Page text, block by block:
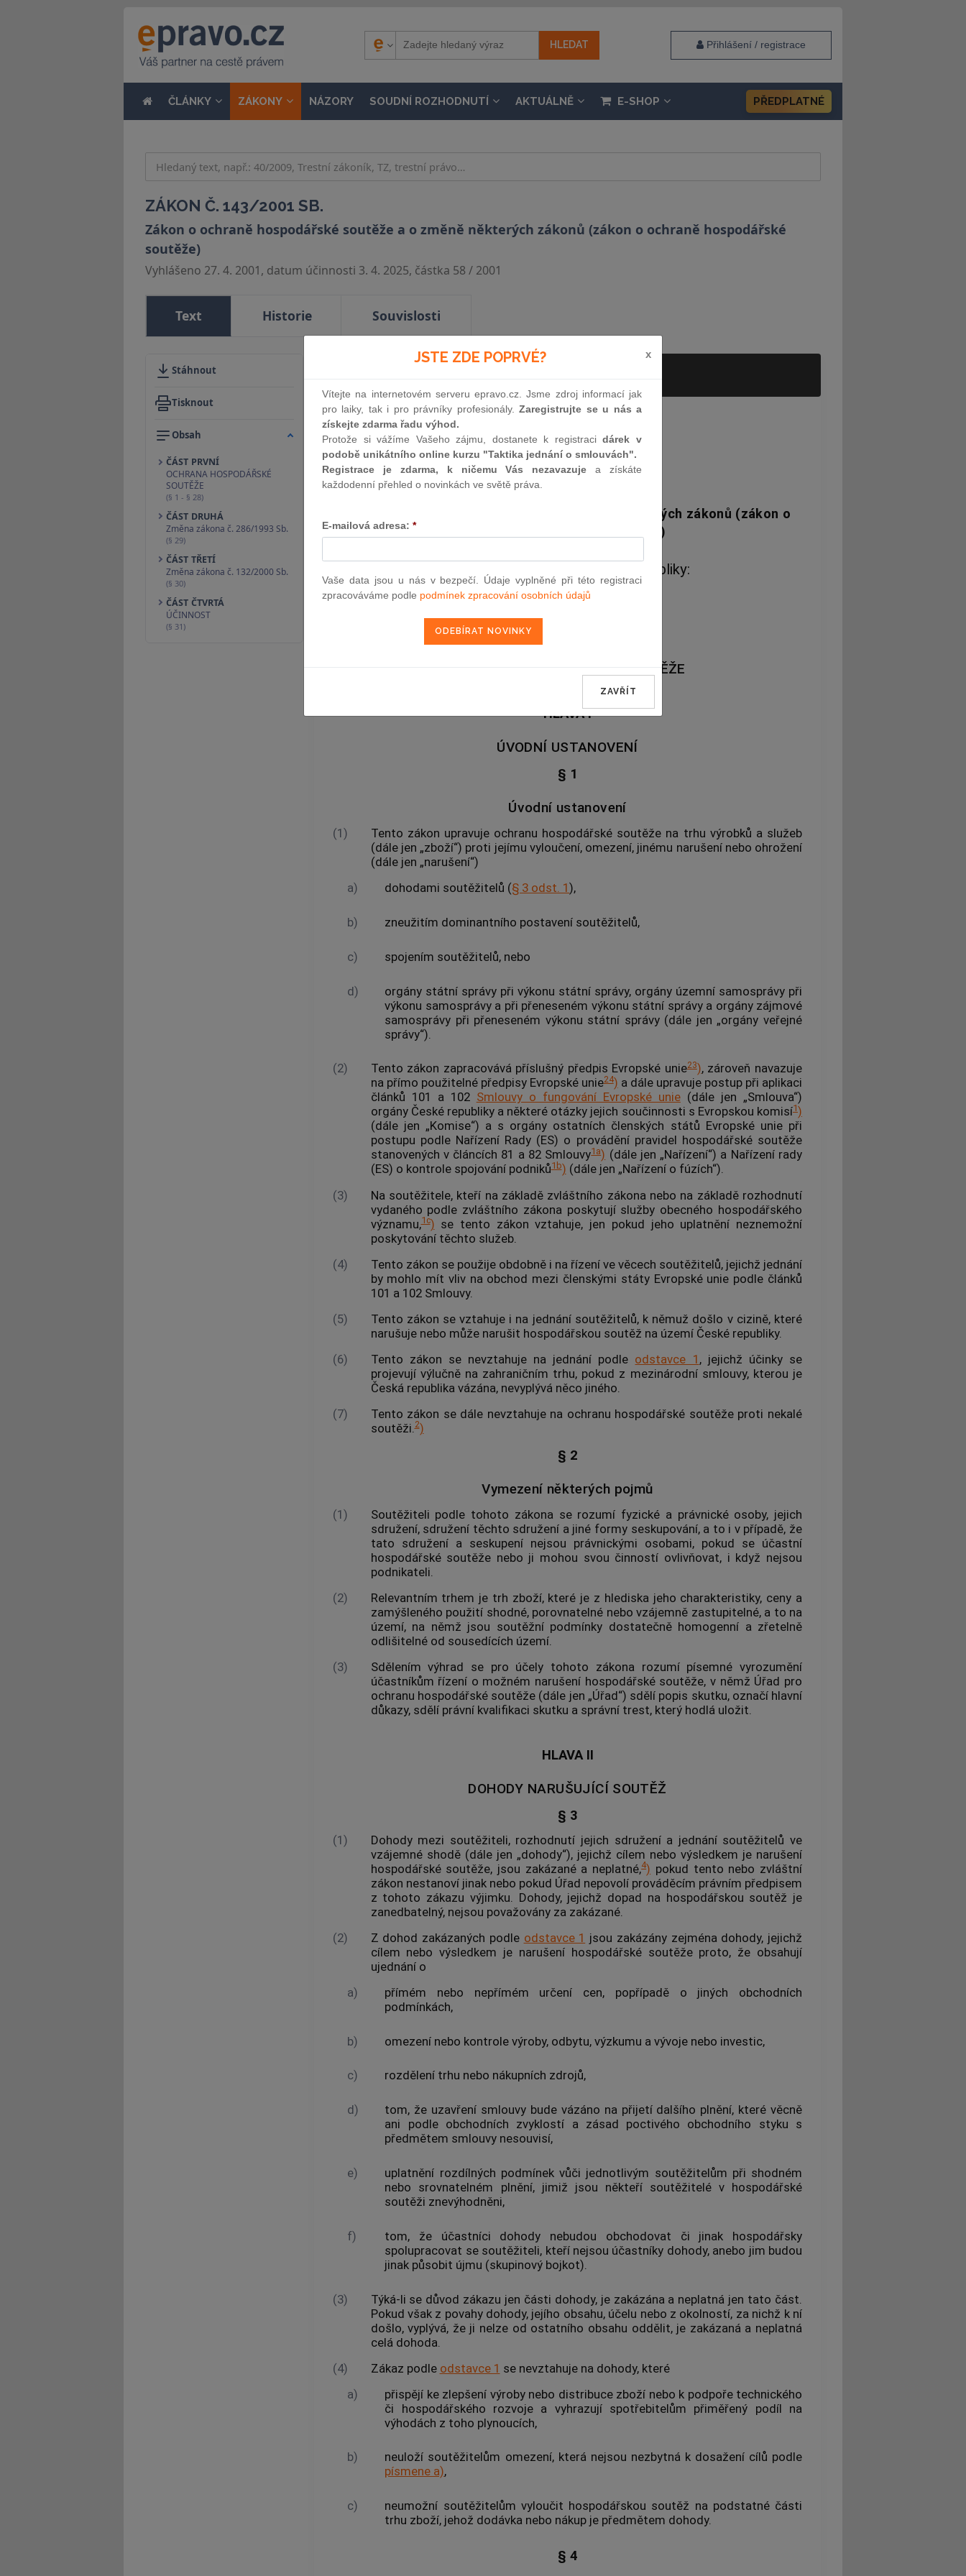
Přihlášení / registrace
ČLÁNKY ZÁKONY NÁZORY SOUDNÍ ROZHODNUTÍ AKTUÁLNĚ E-SHOP PŘEDPLATNÉ
ZÁKON Č. 143/2001 SB.
Zákon o ochraně hospodářské soutěže a o změně některých zákonů (zákon o ochraně hospodářské
soutěže)
Vyhlášeno 27. 4. 2001, datum účinnosti 3. 4. 2025, částka 58 / 2001
Text Historie Souvislosti
Stáhnout
Tisknout
Obsah
ČÁST PRVNÍ
OCHRANA HOSPODÁŘSKÉ
SOUTĚŽE
(§ 1 - § 28)
ČÁST DRUHÁ
Změna zákona č. 286/1993 Sb.
(§ 29)
ČÁST TŘETÍ
Změna zákona č. 132/2000 Sb.
(§ 30)
ČÁST ČTVRTÁ
ÚČINNOST
(§ 31)
ZÁKON
ze dne 4. dubna 2001
o ochraně hospodářské soutěže a o změně některých zákonů (zákon o
ochraně hospodářské soutěže)
Parlament se usnesl na tomto zákoně České republiky:
ČÁST PRVNÍ
OCHRANA HOSPODÁŘSKÉ SOUTĚŽE
HLAVA I
ÚVODNÍ USTANOVENÍ
§ 1
Úvodní ustanovení
(1)
Tento zákon upravuje ochranu hospodářské soutěže na trhu výrobků a služeb
(dále jen „zboží“) proti jejímu vyloučení, omezení, jinému narušení nebo ohrožení
(dále jen „narušení“)
a)
dohodami soutěžitelů (§ 3 odst. 1),
b) zneužitím dominantního postavení soutěžitelů,
c) spojením soutěžitelů, nebo
d)
orgány státní správy při výkonu státní správy, orgány územní samosprávy při
výkonu samosprávy a při přeneseném výkonu státní správy a orgány zájmové
samosprávy při přeneseném výkonu státní správy (dále jen „orgány veřejné
správy“).
(2) Tento zákon zapracovává příslušný předpis Evropské unie23), zároveň navazuje
na přímo použitelné předpisy Evropské unie24) a dále upravuje postup při aplikaci
článků 101 a 102 Smlouvy o fungování Evropské unie(dále jen „Smlouva“)
orgány České republiky a některé otázky jejich součinnosti s Evropskou komisí1)
(dále jen „Komise“) a s orgány ostatních členských států Evropské unie při
postupu podle Nařízení Rady (ES) o provádění pravidel hospodářské soutěže
stanovených v článcích 81 a 82 Smlouvy1a) (dále jen „Nařízení“) a Nařízení rady
(ES) o kontrolespojování podniků1b) (dále jen „Nařízení o fúzích“).
(3)
Na soutěžitele, kteří na základě zvláštního zákona nebo na základě rozhodnutí
vydaného podle zvláštního zákona poskytují služby obecného hospodářského
významu,1c) se tento zákon vztahuje, jen pokud jeho uplatnění neznemožní
poskytování těchto služeb.
(4)
Tento zákon se použije obdobně i na řízení ve věcech soutěžitelů, jejichž jednání
by mohlo mít vliv na obchod mezi členskými státy Evropské unie podle článků
101 a 102 Smlouvy.
(5)
Tento zákon se vztahuje i na jednání soutěžitelů, k němuž došlo v cizině, které
narušuje nebo může narušit hospodářskou soutěž na území České republiky.
(6)
Tento zákon se nevztahuje na jednání podle odstavce 1 , jejichž účinky se
projevují výlučně na zahraničním trhu, pokud z mezinárodní smlouvy, kterou je
Česká republika vázána, nevyplývá něco jiného.
(7)
Tento zákon se dále nevztahuje na ochranu hospodářské soutěže proti nekalé
soutěži .2)
§ 2
Vymezení některých pojmů
(1) Soutěžiteli podle tohoto zákona se rozumí fyzické a právnické osoby, jejich
sdružení, sdružení těchto sdružení a jiné formy seskupování, a to i v případě, že
tato sdružení a seskupení nejsou právnickými osobami, pokud se účastní
hospodářské soutěže nebo ji mohou svou činností ovlivňovat, i když nejsou
podnikateli.
(2)
Relevantním trhem je trh zboží, které je z hlediska jeho charakteristiky, ceny a
zamýšleného použití shodné, porovnatelné nebo vzájemně zastupitelné, a to na
území, na němž jsou soutěžní podmínky dostatečně homogenní a zřetelně
odlišitelné od sousedících území.
(3)
Sdělením výhrad se pro účely tohoto zákona rozumí písemné vyrozumění
účastníkům řízení o možném narušení hospodářské soutěže, v němž Úřad pro
ochranu hospodářské soutěže (dále jen „Úřad“) sdělí popis skutku, označí hlavní
důkazy, sdělí právní kvalifikaci skutku a správní trest, který hodlá uložit.
HLAVA II
DOHODY NARUŠUJÍCÍ SOUTĚŽ
§ 3
(1) Dohody mezi soutěžiteli, rozhodnutí jejich sdružení a jednání soutěžitelů ve
vzájemné shodě (dále jen „dohody“), jejichž cílem nebo výsledkem je narušení
hospodářské soutěže, jsou zakázané a neplatné,4) pokud tento nebo zvláštní
zákon nestanoví jinak nebo pokud Úřad nepovolí prováděcím právním předpisem
z tohoto zákazu výjimku. Dohody, jejichž dopad na hospodářskou soutěž je
zanedbatelný, nejsou považovány za zakázané.
(2)
Z dohod zakázaných podle odstavce 1 jsou zakázány zejména dohody, jejichž
cílem nebo výsledkem je narušení hospodářské soutěže proto, že obsahují
ujednání o
a)
přímém nebo nepřímém určení cen, popřípadě o jiných obchodních
podmínkách,
b) omezení nebo kontrole výroby, odbytu, výzkumu a vývoje nebo investic,
c) rozdělení trhu nebo nákupních zdrojů,
d)
tom, že uzavření smlouvy bude vázáno na přijetí dalšího plnění, které věcně
ani podle obchodních zvyklostí a zásad poctivého obchodního styku s
předmětem smlouvy nesouvisí,
e) uplatnění rozdílných podmínek vůči jednotlivým soutěžitelům při shodném
nebo srovnatelném plnění, jimiž jsou někteří soutěžitelév hospodářské
soutěži znevýhodněni,
f)
tom, že účastníci dohody nebudou obchodovat či jinak hospodářsky
spolupracovat se soutěžiteli, kteří nejsou účastníky dohody, anebo jim budou
jinak působit újmu (skupinový bojkot).
(3)
Týká-li se důvod zákazu jen části dohody, je zakázána a neplatná jen tato část.
Pokud však z povahy dohody, jejího obsahu, účelu nebo z okolností, za nichž k ní
došlo, vyplývá, že ji nelze od ostatního obsahu oddělit, je zakázaná a neplatná
celá dohoda.
(4)
Zákaz podle odstavce 1 se nevztahuje na dohody, které
a)
přispějí ke zlepšení výroby nebo distribuce zboží nebo k podpoře technického
či hospodářského rozvoje a vyhrazují spotřebitelům přiměřený podíl na
výhodách z toho plynoucích,
b) neuloží soutěžitelům omezení, která nejsou nezbytná k dosažení cílů podle
písmene a),
c) neumožní soutěžitelům vyloučit hospodářskou soutěž na podstatné části
trhu zboží, jehož dodávka nebo nákup je předmětem dohody.
§ 4
JSTE ZDE POPRVÉ? x
Vítejte na internetovém serveru epravo.cz. Jsme zdroj informací jak
pro laiky, tak i pro právníky profesionály.Zaregistrujte se u nás a
získejte zdarma řadu výhod.
Protože si vážíme Vašeho zájmu, dostanete k registracidárek v
podobě unikátního online kurzu "Taktika jednání o smlouvách".
Registrace je zdarma, k ničemu Vás nezavazuje a získáte
každodenní přehled o novinkách ve světě práva.
E-mailová adresa: *
Vaše data jsou u nás v bezpečí. Údaje vyplněné při této registraci
zpracováváme podle podmínek zpracování osobních údajů
ZAVŘÍT